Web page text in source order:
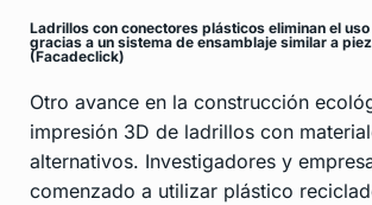
Ladrillos con conectores plásticos eliminan el
gracias a un sistema de ensamblaje similar a
(Facadeclick)
Otro avance en la construcción
impresión 3D de ladrillos con
alternativos. Investigadores y
comenzado a utilizar plástico